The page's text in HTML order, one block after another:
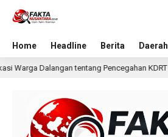
Home Headline Berita Daerah
KDRT dan Komunikasi Keluarga